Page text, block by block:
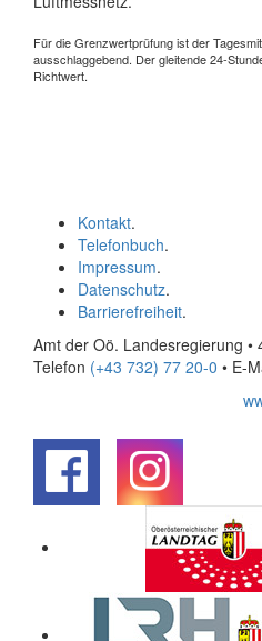
Für die Grenzwertprüfung ist der
ausschlaggebend. Der gleitende 24-
Richtwert.
Kontakt.
Telefonbuch.
Impressum.
Datenschutz.
Barrierefreiheit.
Amt der Oö. Landesregierung •
Telefon (+43 732) 77 20-0 • E-